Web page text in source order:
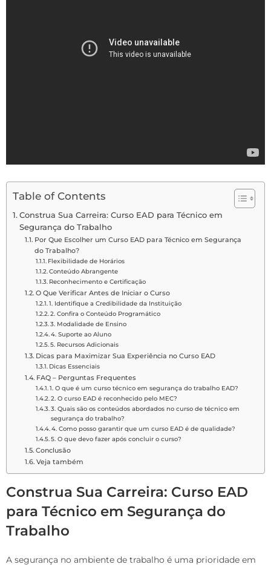
Table of Contents
Construa Sua Carreira: Curso EAD para Técnico em
Segurança do Trabalho
Por Que Escolher um Curso EAD para Técnico em Segurança
do Trabalho?
Flexibilidade de Horários
Conteúdo Abrangente
Reconhecimento e Certificação
O Que Verificar Antes de Iniciar o Curso
1. Identifique a Credibilidade da Instituição
2. Confira o Conteúdo Programático
3. Modalidade de Ensino
4. Suporte ao Aluno
5. Recursos Adicionais
Dicas para Maximizar Sua Experiência no Curso EAD
Dicas Essenciais
FAQ – Perguntas Frequentes
1. O que é um curso técnico em segurança do trabalho EAD?
2. O curso EAD é reconhecido pelo MEC?
3. Quais são os conteúdos abordados no curso de técnico em
segurança do trabalho?
4. Como posso garantir que um curso EAD é de qualidade?
5. O que devo fazer após concluir o curso?
Conclusão
Veja também
Construa Sua Carreira: Curso EAD
para Técnico em Segurança do
Trabalho
A segurança no ambiente de trabalho é uma prioridade em